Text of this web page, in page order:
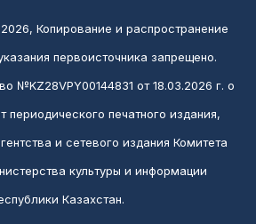
Копирование и распространение
первоисточника запрещено.
№KZ28VPY00144831 от 18.03.2026 г. о
периодического печатного издания,
и сетевого издания Комитета
культуры и информации
Казахстан.